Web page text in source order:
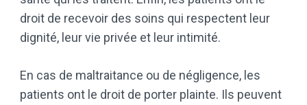
droit de recevoir des soins qui respectent leur
dignité, leur vie privée et leur intimité.
En cas de maltraitance ou de négligence, les
patients ont le droit de porter plainte. Ils peuvent